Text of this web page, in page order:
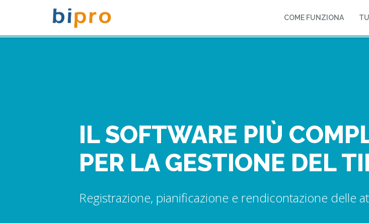
COME FUNZIONA
IL SOFTWARE PIÙ
PER LA GESTIONE DEL
Registrazione, pianificazione e rendicontazione delle